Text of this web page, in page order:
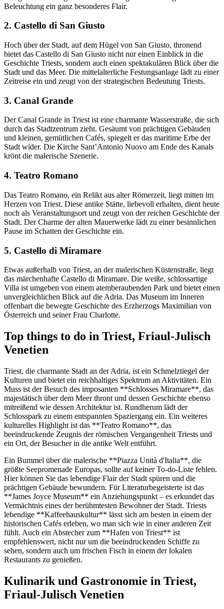
Beleuchtung ein ganz besonderes Flair.
2. Castello di San Giusto
Hoch über der Stadt, auf dem Hügel von San Giusto, thronend
bietet das Castello di San Giusto nicht nur einen Einblick in die
Geschichte Triests, sondern auch einen spektakulären Blick über die
Stadt und das Meer. Die mittelalterliche Festungsanlage lädt zu einer
Zeitreise ein und zeugt von der strategischen Bedeutung Triests.
3. Canal Grande
Der Canal Grande in Triest ist eine charmante Wasserstraße, die sich
durch das Stadtzentrum zieht. Gesäumt von prächtigen Gebäuden
und kleinen, gemütlichen Cafés, spiegelt er das maritime Erbe der
Stadt wider. Die Kirche Sant’Antonio Nuovo am Ende des Kanals
krönt die malerische Szenerie.
4. Teatro Romano
Das Teatro Romano, ein Relikt aus alter Römerzeit, liegt mitten im
Herzen von Triest. Diese antike Stätte, liebevoll erhalten, dient heute
noch als Veranstaltungsort und zeugt von der reichen Geschichte der
Stadt. Der Charme der alten Mauerwerke lädt zu einer besinnlichen
Pause im Schatten der Geschichte ein.
5. Castello di Miramare
Etwas außerhalb von Triest, an der malerischen Küstenstraße, liegt
das märchenhafte Castello di Miramare. Die weiße, schlossartige
Villa ist umgeben von einem atemberaubenden Park und bietet einen
unvergleichlichen Blick auf die Adria. Das Museum im Inneren
offenbart die bewegte Geschichte des Erzherzogs Maximilian von
Österreich und seiner Frau Charlotte.
Top things to do in Triest, Friaul-Julisch
Venetien
Triest, die charmante Stadt an der Adria, ist ein Schmelztiegel der
Kulturen und bietet ein reichhaltiges Spektrum an Aktivitäten. Ein
Muss ist der Besuch des imposanten **Schlosses Miramare**, das
majestätisch über dem Meer thront und dessen Geschichte ebenso
mitreißend wie dessen Architektur ist. Rundherum lädt der
Schlosspark zu einem entspannten Spaziergang ein. Ein weiteres
kulturelles Highlight ist das **Teatro Romano**, das
beeindruckende Zeugnis der römischen Vergangenheit Triests und
ein Ort, der Besucher in die antike Welt entführt.
Ein Bummel über die malerische **Piazza Unità d'Italia**, die
größte Seepromenade Europas, sollte auf keiner To-do-Liste fehlen.
Hier können Sie das lebendige Flair der Stadt spüren und die
prächtigen Gebäude bewundern. Für Literaturbegeisterte ist das
**James Joyce Museum** ein Anziehungspunkt – es erkundet das
Vermächtnis eines der berühmtesten Bewohner der Stadt. Triests
lebendige **Kaffeehauskultur** lässt sich am besten in einem der
historischen Cafés erleben, wo man sich wie in einer anderen Zeit
fühlt. Auch ein Abstecher zum **Hafen von Triest** ist
empfehlenswert, nicht nur um die beeindruckenden Schiffe zu
sehen, sondern auch um frischen Fisch in einem der lokalen
Restaurants zu genießen.
Kulinarik und Gastronomie in Triest,
Friaul-Julisch Venetien